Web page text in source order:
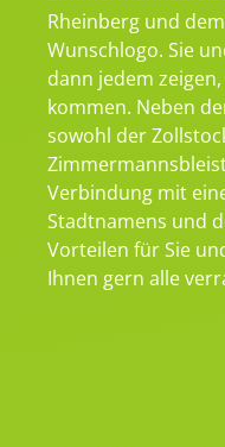
Rheinberg und
Wunschlogo. Sie
dann jedem
kommen. Neben
sowohl der
Verbindung mit
Stadtnamens und
Vorteilen für Sie
Ihnen gern alle